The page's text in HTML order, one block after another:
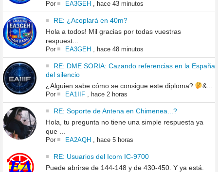
Por EA3GEH, hace 43 minutos
RE: ¿Acoplará en 40m?
Hola a todos! Mil gracias por todas vuestras
respuest...
Por EA3GEH, hace 48 minutos
RE: DME SORIA: Cazando referencias en la España
del silencio
¿Alguien sabe cómo se consigue este diploma?
&...
Por EA1IIF, hace 2 horas
RE: Soporte de Antena en Chimenea...?
Hola, tu pregunta no tiene una simple respuesta ya
que ...
Por EA2AQH, hace 5 horas
RE: Usuarios del Icom IC-9700
Puede abrirse de 144-148 y de 430-450. Y ya está.